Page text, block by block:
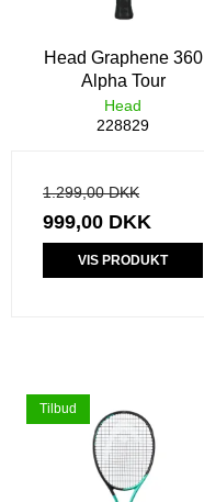
Head Graphene 360
Alpha Tour
Head
228829
1.299,00 DKK
999,00 DKK
VIS PRODUKT
Tilbud